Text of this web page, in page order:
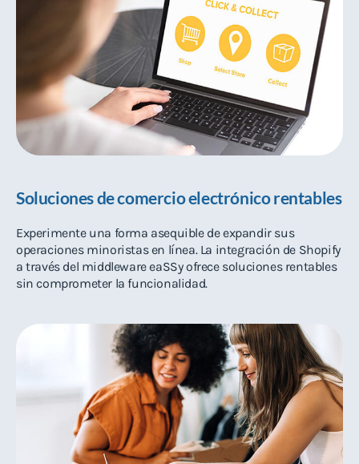
Soluciones de comercio electrónico rentables
Experimente una forma asequible de expandir sus
operaciones minoristas en línea. La integración de Shopify
a través del middleware eaSSy ofrece soluciones rentables
sin comprometer la funcionalidad.